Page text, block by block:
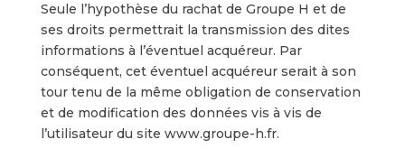
Seule l’hypothèse du rachat de Groupe H et de
ses droits permettrait la transmission des dites
informations à l’éventuel acquéreur. Par
conséquent, cet éventuel acquéreur serait à son
tour tenu de la même obligation de conservation
et de modification des données vis à vis de
l’utilisateur du site www.groupe-h.fr.